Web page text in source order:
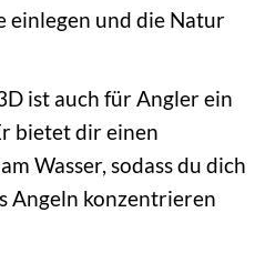
einlegen und die Natur
ist auch für Angler ein
bietet dir einen
Wasser, sodass du dich
Angeln konzentrieren